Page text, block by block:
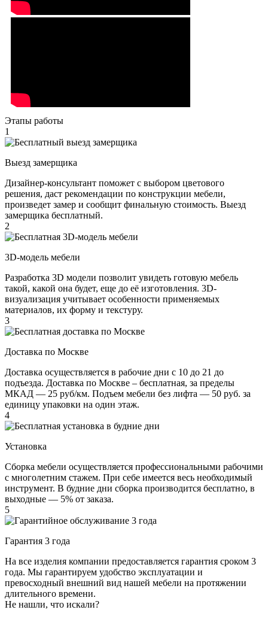
Этапы работы
1
Выезд замерщика
Дизайнер-консультант поможет с выбором цветового
решения, даст рекомендации по конструкции мебели,
произведет замер и сообщит финальную стоимость. Выезд
замерщика бесплатный.
2
3D-модель мебели
Разработка 3D модели позволит увидеть готовую мебель
такой, какой она будет, еще до её изготовления. 3D-
визуализация учитывает особенности применяемых
материалов, их форму и текстуру.
3
Доставка по Москве
Доставка осуществляется в рабочие дни с 10 до 21 до
подъезда. Доставка по Москве – бесплатная, за пределы
МКАД — 25 руб/км. Подъем мебели без лифта — 50 руб. за
единицу упаковки на один этаж.
4
Установка
Сборка мебели осуществляется профессиональными рабочими
с многолетним стажем. При себе имеется весь необходимый
инструмент. В будние дни сборка производится бесплатно, в
выходные — 5% от заказа.
5
Гарантия 3 года
На все изделия компании предоставляется гарантия сроком 3
года. Мы гарантируем удобство эксплуатации и
превосходный внешний вид нашей мебели на протяжении
длительного времени.
Не нашли, что искали?